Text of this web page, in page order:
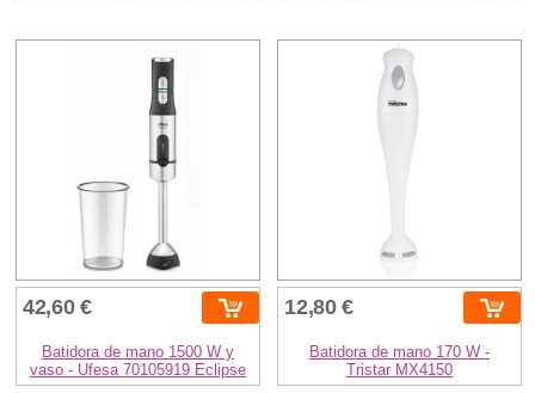
42,60 €
Batidora de mano 1500 W y
vaso - Ufesa 70105919 Eclipse
12,80 €
Batidora de mano 170 W -
Tristar MX4150